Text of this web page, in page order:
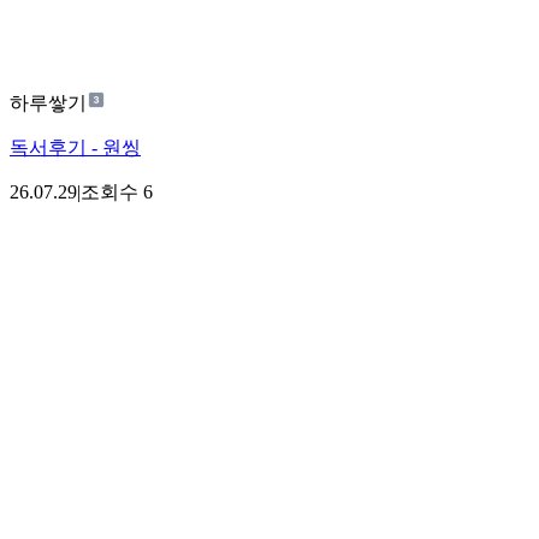
하루쌓기
독서후기 - 원씽
26.07.29|조회수 6